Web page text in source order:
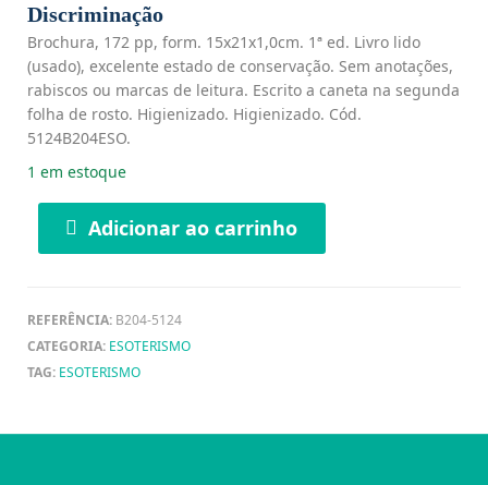
Discriminação
Brochura, 172 pp, form. 15x21x1,0cm. 1ª ed. Livro lido
(usado), excelente estado de conservação. Sem anotações,
rabiscos ou marcas de leitura. Escrito a caneta na segunda
folha de rosto. Higienizado. Higienizado. Cód.
5124B204ESO.
1 em estoque
Adicionar ao carrinho
REFERÊNCIA: B204-5124
CATEGORIA: ESOTERISMO
TAG: ESOTERISMO